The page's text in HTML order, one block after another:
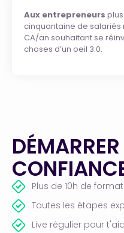
Aux entrepreneurs
cinquantaine de salariés
CA/an souhaitant se
choses d’un oeil 3.0.
Plus de 10h de
Toutes les étapes
Live régulier pour